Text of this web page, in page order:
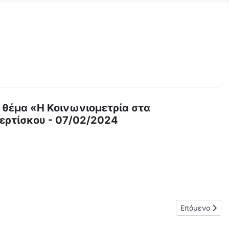
«Η Κοινωνιομετρία στα
- 07/02/2024
ουδέτερη πόλη», Τρίτη 13 Φεβρουαρίου 2024Επόμενο
Επόμενο